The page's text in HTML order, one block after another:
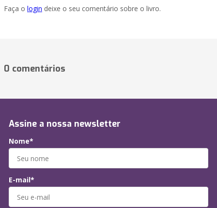
Faça o login deixe o seu comentário sobre o livro.
0 comentários
Assine a nossa newsletter
Nome*
E-mail*